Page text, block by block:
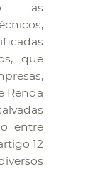
as
que
Renda
entre
12